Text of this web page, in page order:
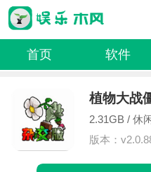
首页 软件
植物大战
2.31GB / 休
版本：